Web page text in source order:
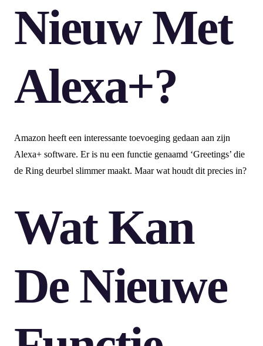
Nieuw Met
Alexa+?
Amazon heeft een interessante toevoeging gedaan aan zijn
Alexa+ software. Er is nu een functie genaamd ‘Greetings’ die
de Ring deurbel slimmer maakt. Maar wat houdt dit precies in?
Wat Kan
De Nieuwe